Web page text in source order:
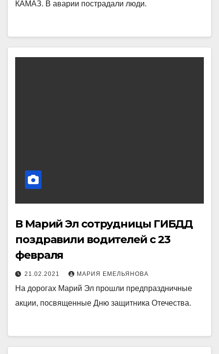
КАМАЗ. В аварии пострадали люди.
В Марий Эл сотрудницы ГИБДД
поздравили водителей с 23
февраля
21.02.2021 МАРИЯ ЕМЕЛЬЯНОВА
На дорогах Марий Эл прошли предпраздничные
акции, посвященные Дню защитника Отечества.